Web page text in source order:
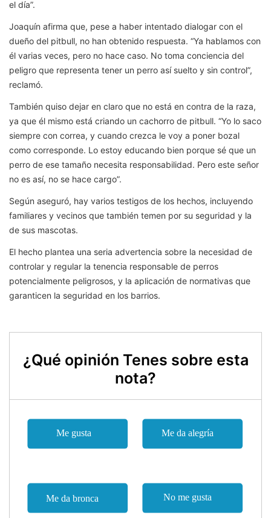
el día”.
Joaquín afirma que, pese a haber intentado dialogar con el
dueño del pitbull, no han obtenido respuesta. “Ya hablamos con
él varias veces, pero no hace caso. No toma conciencia del
peligro que representa tener un perro así suelto y sin control”,
reclamó.
También quiso dejar en claro que no está en contra de la raza,
ya que él mismo está criando un cachorro de pitbull. “Yo lo saco
siempre con correa, y cuando crezca le voy a poner bozal
como corresponde. Lo estoy educando bien porque sé que un
perro de ese tamaño necesita responsabilidad. Pero este señor
no es así, no se hace cargo”.
Según aseguró, hay varios testigos de los hechos, incluyendo
familiares y vecinos que también temen por su seguridad y la
de sus mascotas.
El hecho plantea una seria advertencia sobre la necesidad de
controlar y regular la tenencia responsable de perros
potencialmente peligrosos, y la aplicación de normativas que
garanticen la seguridad en los barrios.
¿Qué opinión Tenes sobre esta
nota?